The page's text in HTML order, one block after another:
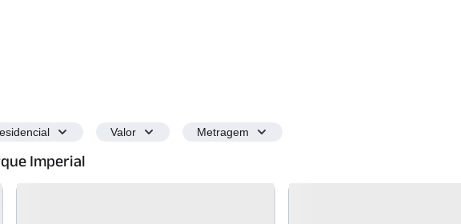
Valor Metragem
Imperial